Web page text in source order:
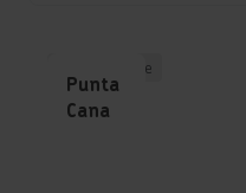
Angebote
Punta
Cana